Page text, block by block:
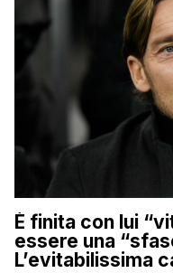
È finita con lui
essere una
L’evitabilissima